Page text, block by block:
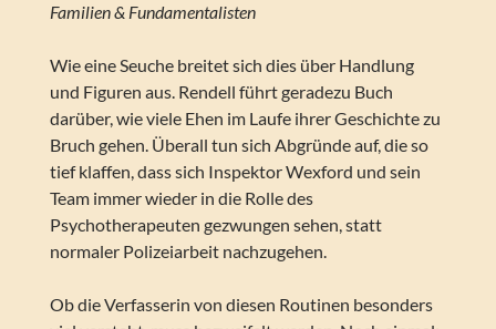
Familien & Fundamentalisten
Wie eine Seuche breitet sich dies über Handlung
und Figuren aus. Rendell führt geradezu Buch
darüber, wie viele Ehen im Laufe ihrer Geschichte zu
Bruch gehen. Überall tun sich Abgründe auf, die so
tief klaffen, dass sich Inspektor Wexford und sein
Team immer wieder in die Rolle des
Psychotherapeuten gezwungen sehen, statt
normaler Polizeiarbeit nachzugehen.
Ob die Verfasserin von diesen Routinen besonders